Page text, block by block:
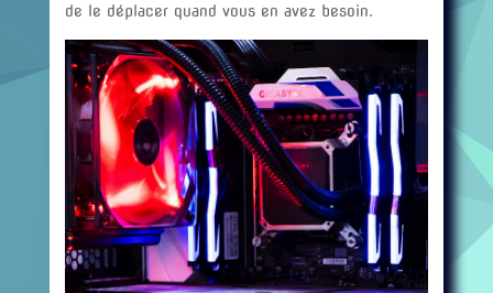
de le déplacer quand vous en avez besoin.